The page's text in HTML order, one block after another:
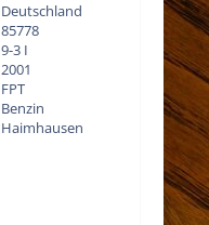
Deutschland
85778
9-3 I
2001
FPT
Benzin
Haimhausen